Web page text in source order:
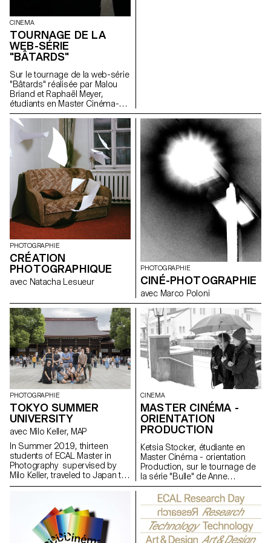
CINEMA
TOURNAGE DE LA
WEB-SÉRIE
"BÂTARDS"
Sur le tournage de la web-série
"Bâtards" réalisée par Malou
Briand et Raphaël Meyer,
étudiants en Master Cinéma-
orientation scénario. Projet
vainqueur de la 3e édition du
Fantastic Web Contest au NIFFF
2019. Produite par Box
Productions et la RTS.
PHOTOGRAPHIE
CRÉATION
PHOTOGRAPHIQUE
avec Natacha Lesueur
PHOTOGRAPHIE
CINÉ-PHOTOGRAPHIE
avec Marco Poloni
PHOTOGRAPHIE
TOKYO SUMMER
UNIVERSITY
avec Milo Keller, MAP
In Summer 2019, thirteen
students of ECAL Master in
Photography supervised by
Milo Keller, traveled to Japan to
develop thirteen personal
Taisuke Koyama and TOKYO
PHOTOGRAPHIC RESEARCH.
From still and moving images
to computer-generated
CINEMA
MASTER CINÉMA -
ORIENTATION
PRODUCTION
Ketsia Stocker, étudiante en
Master Cinéma - orientation
Production, sur le tournage de
la série "Bulle" de Anne
Deluz, 2019 (prod. Intermezzo
Films/RTS)